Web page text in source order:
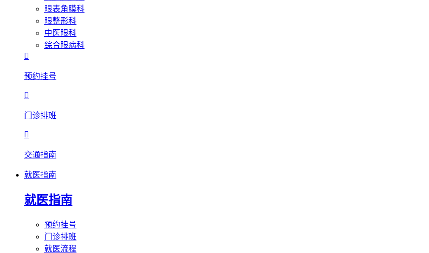
眼表角膜科
眼整形科
中医眼科
综合眼病科

预约挂号

门诊排班

交通指南
就医指南
就医指南
预约挂号
门诊排班
就医流程